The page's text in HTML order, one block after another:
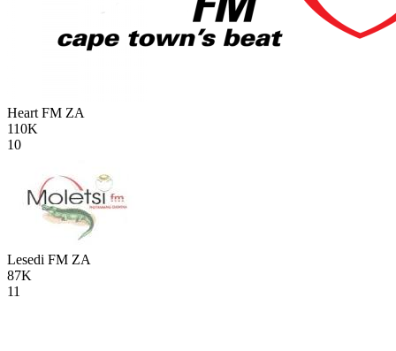
Heart FM ZA
110K
10
Lesedi FM ZA
87K
11